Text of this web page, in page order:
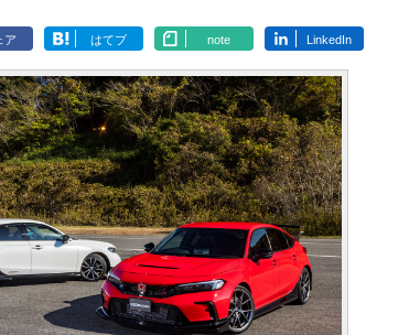
ア はてブ note LinkedIn